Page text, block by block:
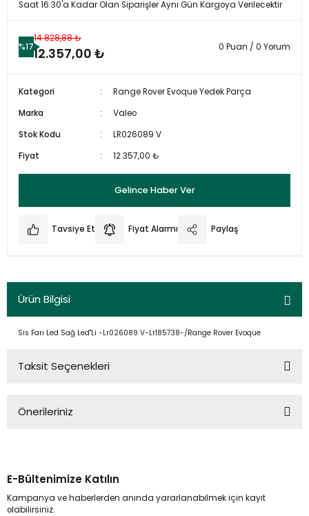
Saat 16:30'a Kadar Olan Siparişler Aynı Gün Kargoya Verilecektir
%17
14.828,88 ₺
12.357,00 ₺ 0 Puan / 0 Yorum
Kategori
Range Rover Evoque Yedek Parça
Marka
Valeo
Stok Kodu
LR026089 V
Fiyat
12.357,00 ₺
Gelince Haber Ver
Tavsiye Et Fiyat Alarmı Paylaş
Ürün Bilgisi
Sis Farı Led Sağ Led"Li -Lr026089 V-Lr185738-/Range Rover Evoque
Taksit Seçenekleri
Önerileriniz
kullanarak tarafımıza iletebilirsiniz.
Görüş ve önerileriniz için teşekkür ederiz.
E-Bültenimize Katılın
Kampanya ve haberlerden anında yararlanabilmek için kayıt
olabilirsiniz.